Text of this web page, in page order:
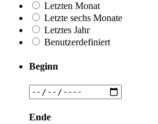
Letzten Monat
Letzte sechs Monate
Letztes Jahr
Benutzerdefiniert
Beginn
Ende